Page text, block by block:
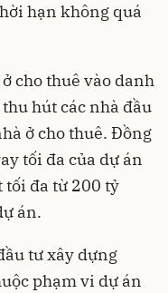
hạn không quá
cho thuê vào danh
hút các nhà đầu
ở cho thuê. Đồng
tối đa của dự án
tối đa từ 200 tỷ
án.
tư xây dựng
phạm vi dự án